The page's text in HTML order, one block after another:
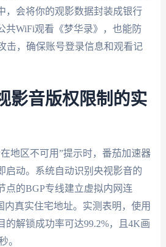
，会将你的观影数据封装成银行
共WiFi观看《梦华录》，也能防
击，确保账号登录信息和观看记
影音版权限制的实
地区不可用”提示时，番茄加速器
启动。系统自动识别央视影音的
点的BGP专线建立虚拟内网连
内真实住宅地址。实测表明，使用
的解锁成功率可达99.2%，且4K画
。